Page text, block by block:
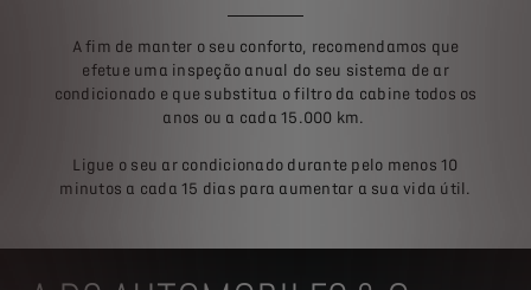
A fim de manter o seu conforto, recomendamos que
efetue uma inspeção anual do seu sistema de ar
condicionado e que substitua o filtro da cabine todos os
anos ou a cada 15.000 km.
Ligue o seu ar condicionado durante pelo menos 10
minutos a cada 15 dias para aumentar a sua vida útil.